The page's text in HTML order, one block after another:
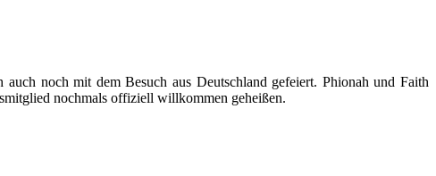
noch mit dem Besuch aus Deutschland gefeiert. Phionah und Faith
nochmals offiziell willkommen geheißen.